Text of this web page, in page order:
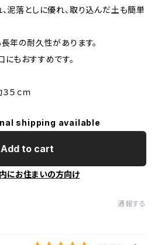
泥落としに優れ、取り込んだ土も簡単
年の耐久性があります。
もおすすめです。
５ｃｍ
shipping available
Add to cart
にお住まいの方向け
通報する